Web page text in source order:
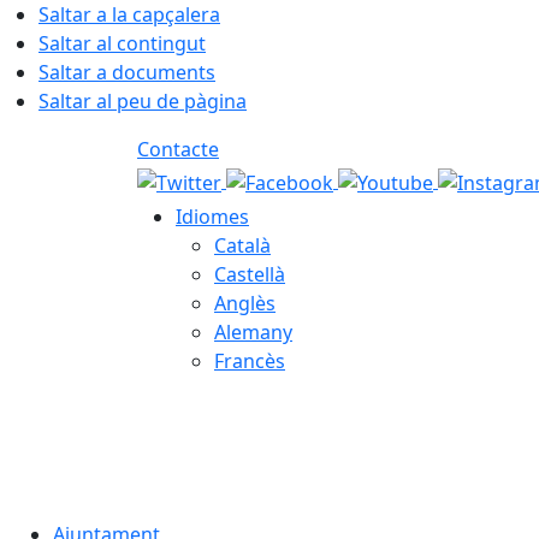
Saltar a la capçalera
Saltar al contingut
Saltar a documents
Saltar al peu de pàgina
Contacte
Idiomes
Català
Castellà
Anglès
Alemany
Francès